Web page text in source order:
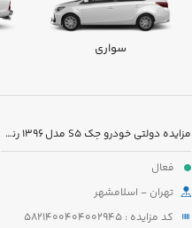
سواری
مزایده دولتی خودرو جک S5 مدل 1396 رنگ سفید
فعال
تهران - اسلامشهر
کد مزایده : 5821400404002945